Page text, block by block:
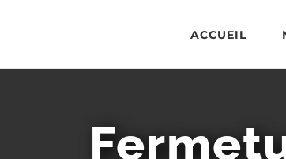
ACCUEIL